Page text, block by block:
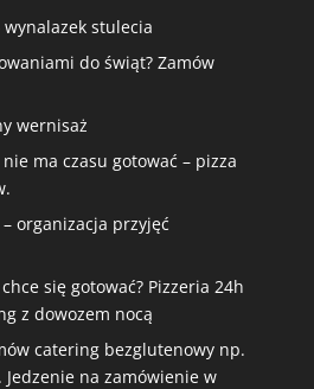
stulecia
do świąt? Zamów
wernisaż
ma czasu gotować – pizza
organizacja przyjęć
się gotować? Pizzeria 24h
z dowozem nocą
catering bezglutenowy np.
na zamówienie w